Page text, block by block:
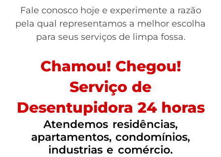
Fale conosco hoje e experimente a razão
pela qual representamos a melhor escolha
para seus serviços de limpa fossa.
Chamou! Chegou!
Serviço de
Desentupidora 24 horas
Atendemos residências,
apartamentos, condomínios,
industrias e comércio.